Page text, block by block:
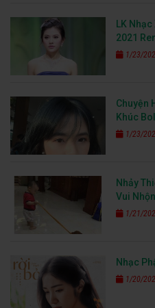
LK
2021
1/23/
Chuyện
Khúc
1/23/
Nhảy
Vui
1/21/
Nhạc
1/20/